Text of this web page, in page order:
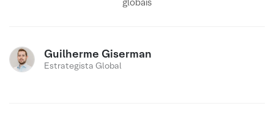
Guilherme Giserman
Estrategista Global